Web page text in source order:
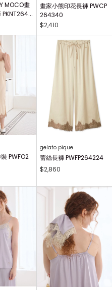
MOCO畫
PKNT2644
畫家小熊印花長褲 PWCP
264340
$2,410
PWFO2
gelato pique
蕾絲長褲 PWFP264224
$2,860